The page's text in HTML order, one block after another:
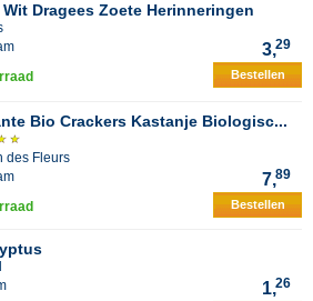
Dragees Zoete Herinneringen
3,29
Bestellen
Bio Crackers Kastanje Biologisc...
des Fleurs
7,89
Bestellen
1,26